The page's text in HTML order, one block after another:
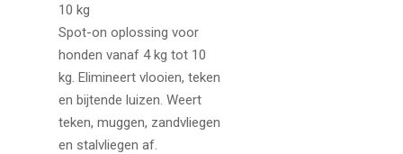
10 kg
Spot-on oplossing voor
honden vanaf 4 kg tot 10
kg. Elimineert vlooien, teken
en bijtende luizen. Weert
teken, muggen, zandvliegen
en stalvliegen af.